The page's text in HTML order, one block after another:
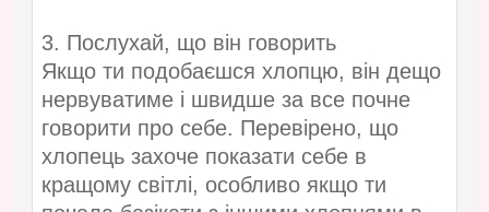
3. Послухай, що він говорить
Якщо ти подобаєшся хлопцю, він дещо
нервуватиме і швидше за все почне
говорити про себе. Перевірено, що
хлопець захоче показати себе в
кращому світлі, особливо якщо ти